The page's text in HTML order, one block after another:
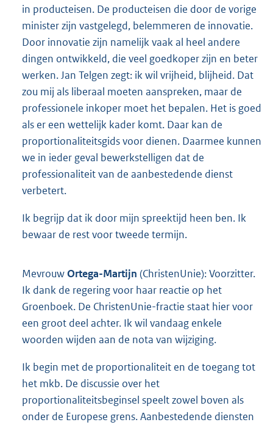
in producteisen. De producteisen die door de vorige
minister zijn vastgelegd, belemmeren de innovatie.
Door innovatie zijn namelijk vaak al heel andere
dingen ontwikkeld, die veel goedkoper zijn en beter
werken. Jan Telgen zegt: ik wil vrijheid, blijheid. Dat
zou mij als liberaal moeten aanspreken, maar de
professionele inkoper moet het bepalen. Het is goed
als er een wettelijk kader komt. Daar kan de
proportionaliteitsgids voor dienen. Daarmee kunnen
we in ieder geval bewerkstelligen dat de
professionaliteit van de aanbestedende dienst
verbetert.
Ik begrijp dat ik door mijn spreektijd heen ben. Ik
bewaar de rest voor tweede termijn.
MevrouwOrtega-Martijn (ChristenUnie): Voorzitter.
Ik dank de regering voor haar reactie op het
Groenboek. De ChristenUnie-fractie staat hier voor
een groot deel achter. Ik wil vandaag enkele
woorden wijden aan de nota van wijziging.
Ik begin met de proportionaliteit en de toegang tot
het mkb. De discussie over het
proportionaliteitsbeginsel speelt zowel boven als
onder de Europese grens. Aanbestedende diensten